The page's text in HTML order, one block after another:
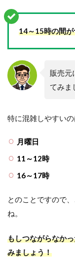
14～15時の間
販売元
てみま
特に混雑しやすいの
月曜日
11～12時
16～17時
とのことですので
ね。
もしつながらなか
みましょう！